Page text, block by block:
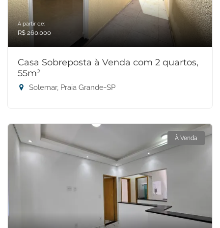
A partir de:
R$ 260.000
Casa Sobreposta à Venda com 2 quartos,
55m²
Solemar, Praia Grande-SP
À Venda